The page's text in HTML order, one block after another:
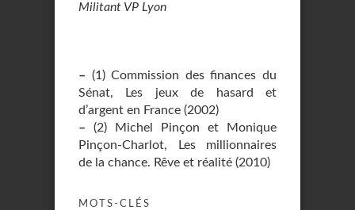
Militant VP Lyon
– (1) Commission des finances du
Sénat, Les jeux de hasard et
d’argent en France (2002)
– (2) Michel Pinçon et Monique
Pinçon-Charlot, Les millionnaires
de la chance. Rêve et réalité (2010)
MOTS-CLÉS